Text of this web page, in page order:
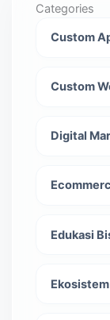
Categories
Custom
Custom
Digital
Edukasi